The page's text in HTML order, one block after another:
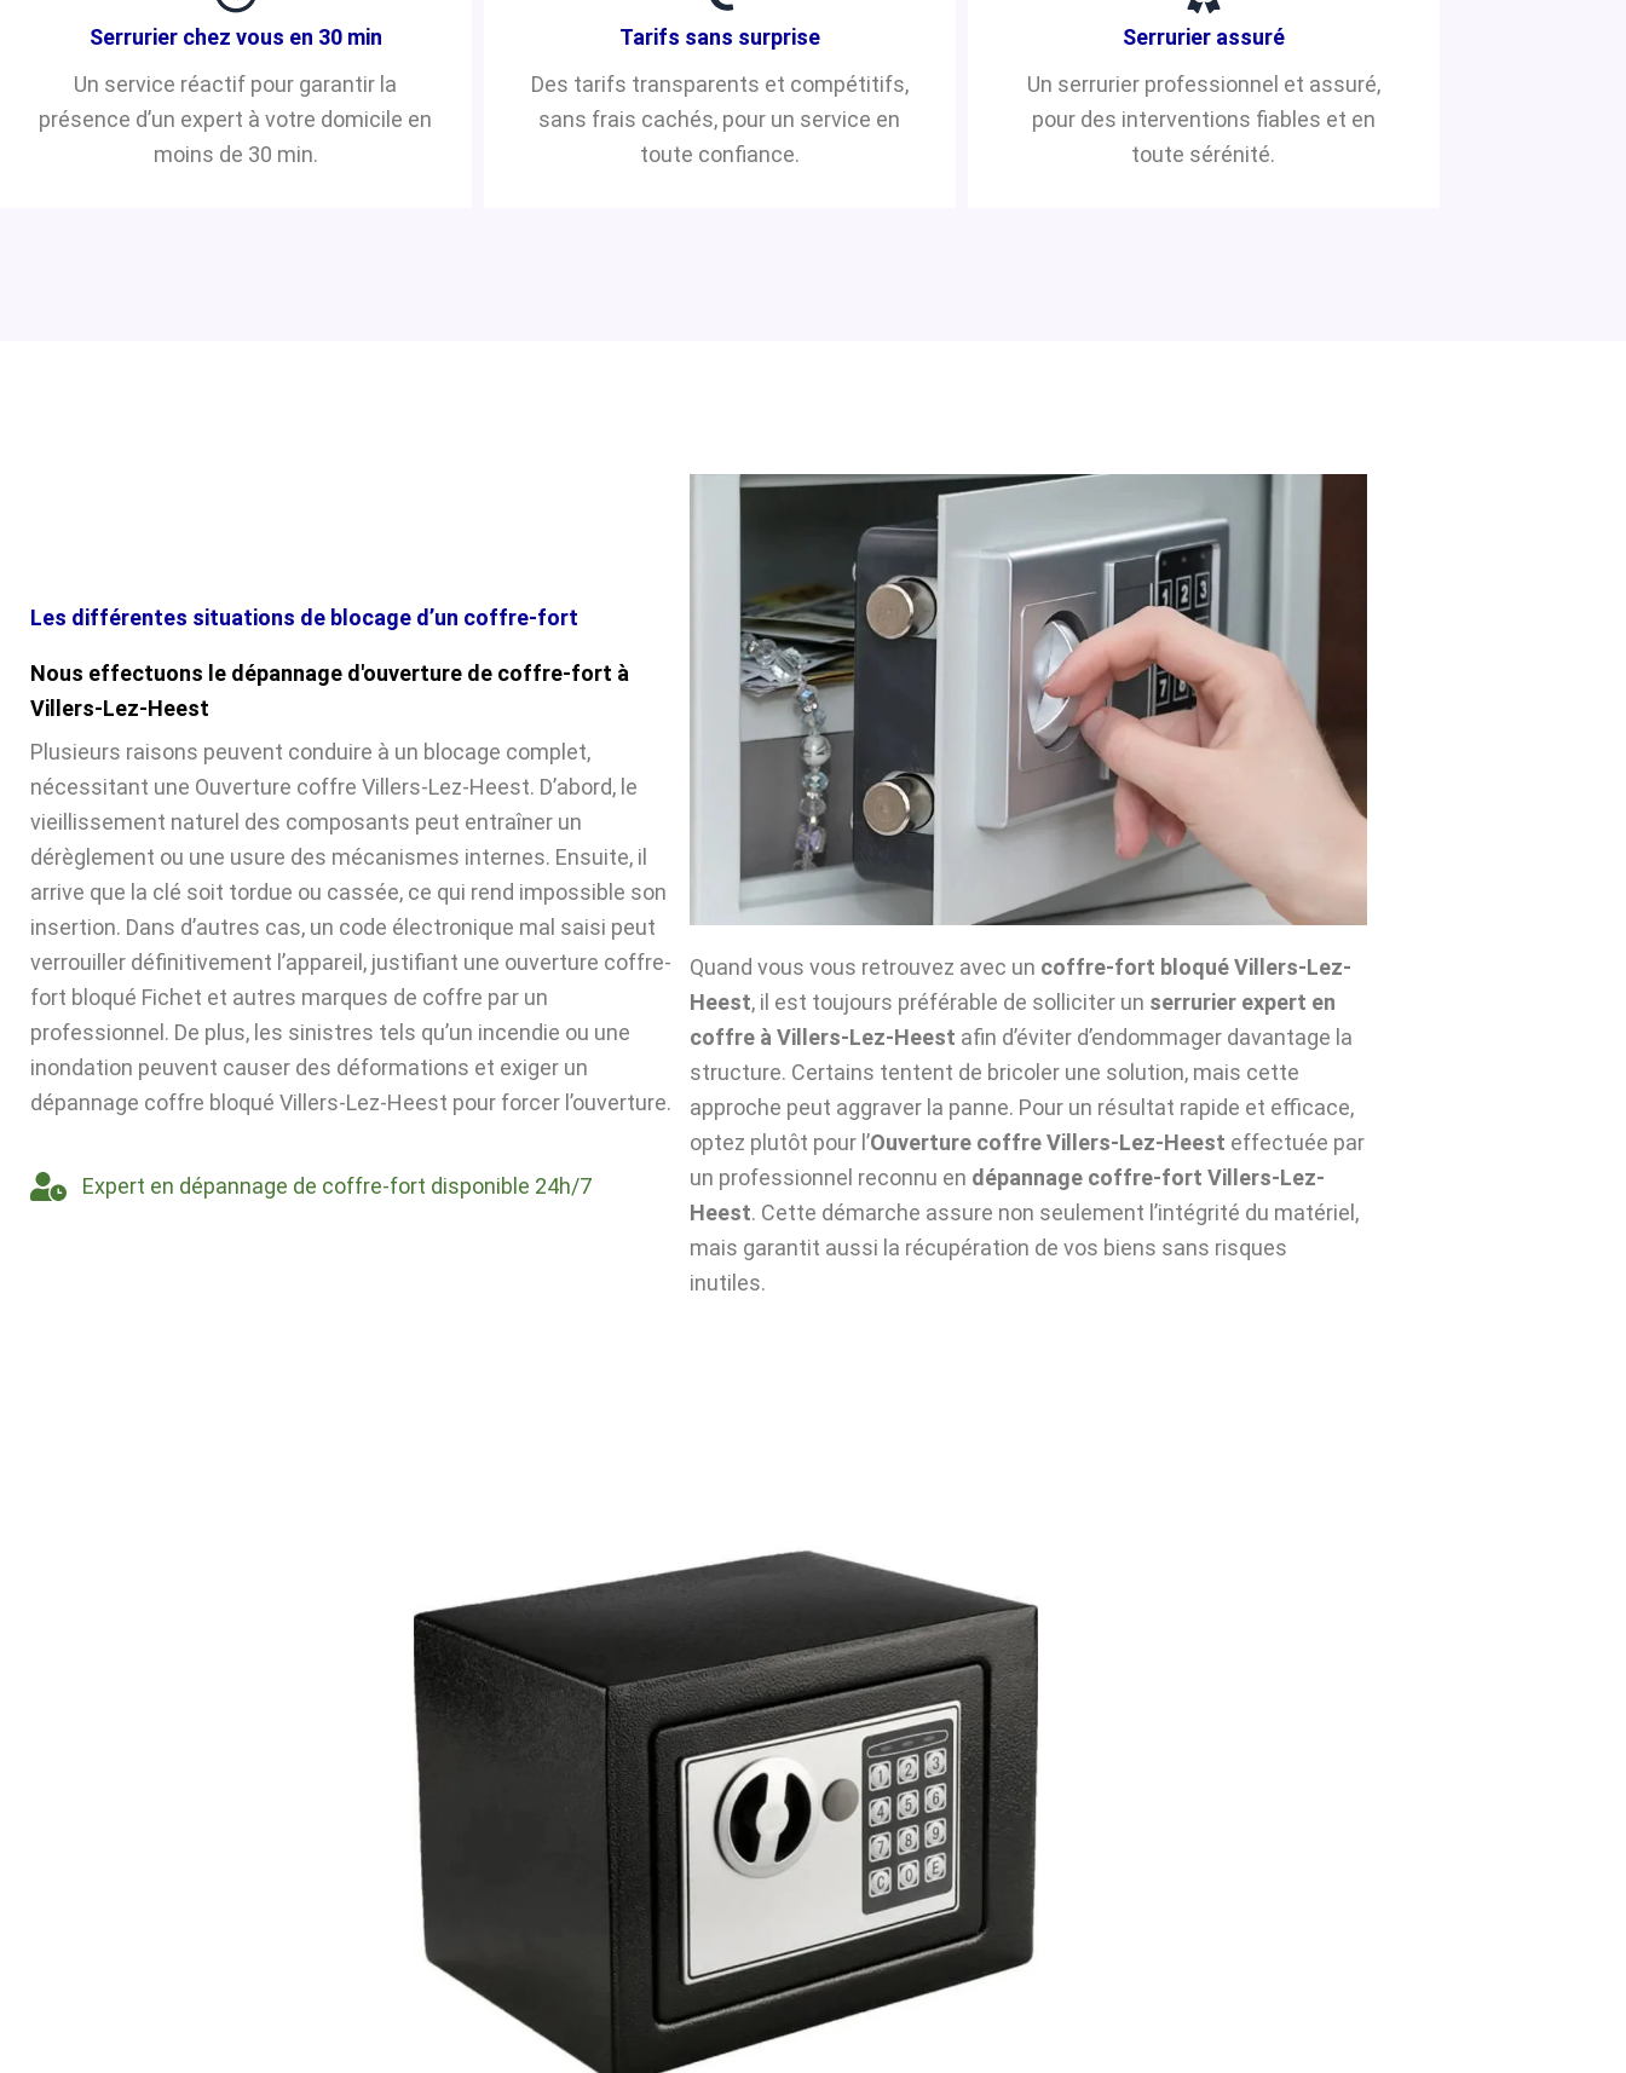
Serrurier chez vous en 30 min
Un service réactif pour garantir la
présence d’un expert à votre domicile en
moins de 30 min.
Tarifs sans surprise
Des tarifs transparents et compétitifs,
sans frais cachés, pour un service en
toute confiance.
Serrurier assuré
Un serrurier professionnel et assuré,
pour des interventions fiables et en
toute sérénité.
Les différentes situations de blocage d’un coffre-fort
Nous effectuons le dépannage d'ouverture de coffre-fort à
Villers-Lez-Heest
Plusieurs raisons peuvent conduire à un blocage complet,
nécessitant une Ouverture coffre Villers-Lez-Heest. D’abord, le
vieillissement naturel des composants peut entraîner un
dérèglement ou une usure des mécanismes internes. Ensuite, il
arrive que la clé soit tordue ou cassée, ce qui rend impossible son
insertion. Dans d’autres cas, un code électronique mal saisi peut
verrouiller définitivement l’appareil, justifiant une ouverture coffre-
fort bloqué Fichet et autres marques de coffre par un
professionnel. De plus, les sinistres tels qu’un incendie ou une
inondation peuvent causer des déformations et exiger un
dépannage coffre bloqué Villers-Lez-Heest pour forcer l’ouverture.
Expert en dépannage de coffre-fort disponible 24h/7
Quand vous vous retrouvez avec un coffre-fort bloqué Villers-Lez-
Heest, il est toujours préférable de solliciter un serrurier expert en
coffre à Villers-Lez-Heest afin d’éviter d’endommager davantage la
structure. Certains tentent de bricoler une solution, mais cette
approche peut aggraver la panne. Pour un résultat rapide et efficace,
optez plutôt pour l’Ouverture coffre Villers-Lez-Heest effectuée par
un professionnel reconnu en dépannage coffre-fort Villers-Lez-
Heest. Cette démarche assure non seulement l’intégrité du matériel,
mais garantit aussi la récupération de vos biens sans risques
inutiles.